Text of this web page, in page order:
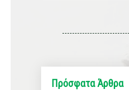
Πρόσφατα Άρθρα